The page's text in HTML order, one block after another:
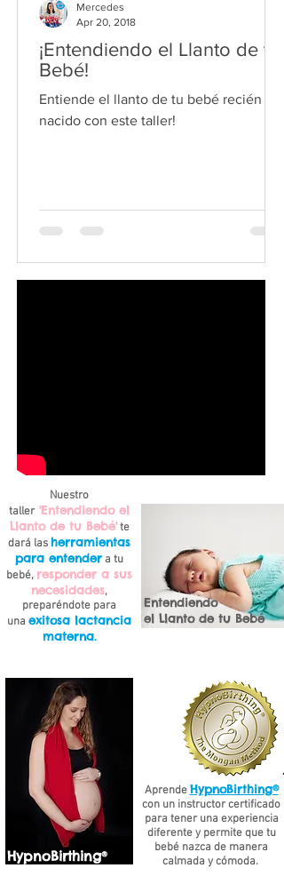
¡Entendiendo el Llanto de tu
Bebé!
Entiende el llanto de tu bebé recién
nacido con este taller!
Mercedes
Apr 20, 2018
Nuestro
taller 'Entendiendo el
Llanto de tu Bebé'te
dará lasherramientas
para entender a tu
bebé, responder a sus
necesidades,
preparéndote para
una exitosa lactancia
materna.
Entendiendo
el Llanto de tu Bebé
HypnoBirthing®
AprendeHypnoBirthing®
con un instructor certificado
para tener una experiencia
diferente y permite que tu
bebé nazca de manera
calmada y cómoda.